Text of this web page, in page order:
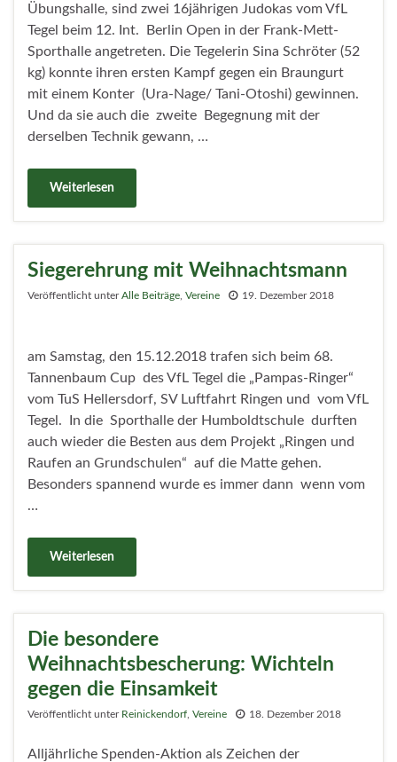
Übungshalle, sind zwei 16jährigen Judokas vom VfL
Tegel beim 12. Int. Berlin Open in der Frank-Mett-
Sporthalle angetreten. Die Tegelerin Sina Schröter (52
kg) konnte ihren ersten Kampf gegen ein Braungurt
mit einem Konter (Ura-Nage/ Tani-Otoshi) gewinnen.
Und da sie auch die zweite Begegnung mit der
derselben Technik gewann, …
Weiterlesen
Siegerehrung mit Weihnachtsmann
Veröffentlicht unterAlle Beiträge Vereine 19. Dezember 2018
am Samstag, den 15.12.2018 trafen sich beim 68.
Tannenbaum Cup des VfL Tegel die „Pampas-Ringer“
vom TuS Hellersdorf, SV Luftfahrt Ringen und vom VfL
Tegel. In die Sporthalle der Humboldtschule durften
auch wieder die Besten aus dem Projekt „Ringen und
Raufen an Grundschulen“ auf die Matte gehen.
Besonders spannend wurde es immer dann wenn vom
…
Weiterlesen
Die besondere
Weihnachtsbescherung: Wichteln
gegen die Einsamkeit
Veröffentlicht unter Reinickendorf Vereine 18. Dezember 2018
Alljährliche Spenden-Aktion als Zeichen der